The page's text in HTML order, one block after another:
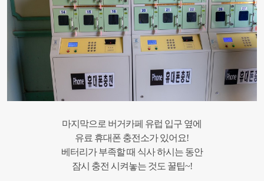
마지막으로 버거카페 유럽 입구 옆에
유료 휴대폰 충전소가 있어요!
베터리가 부족할 때 식사 하시는 동안
잠시 충전 시켜놓는 것도 꿀팁~!